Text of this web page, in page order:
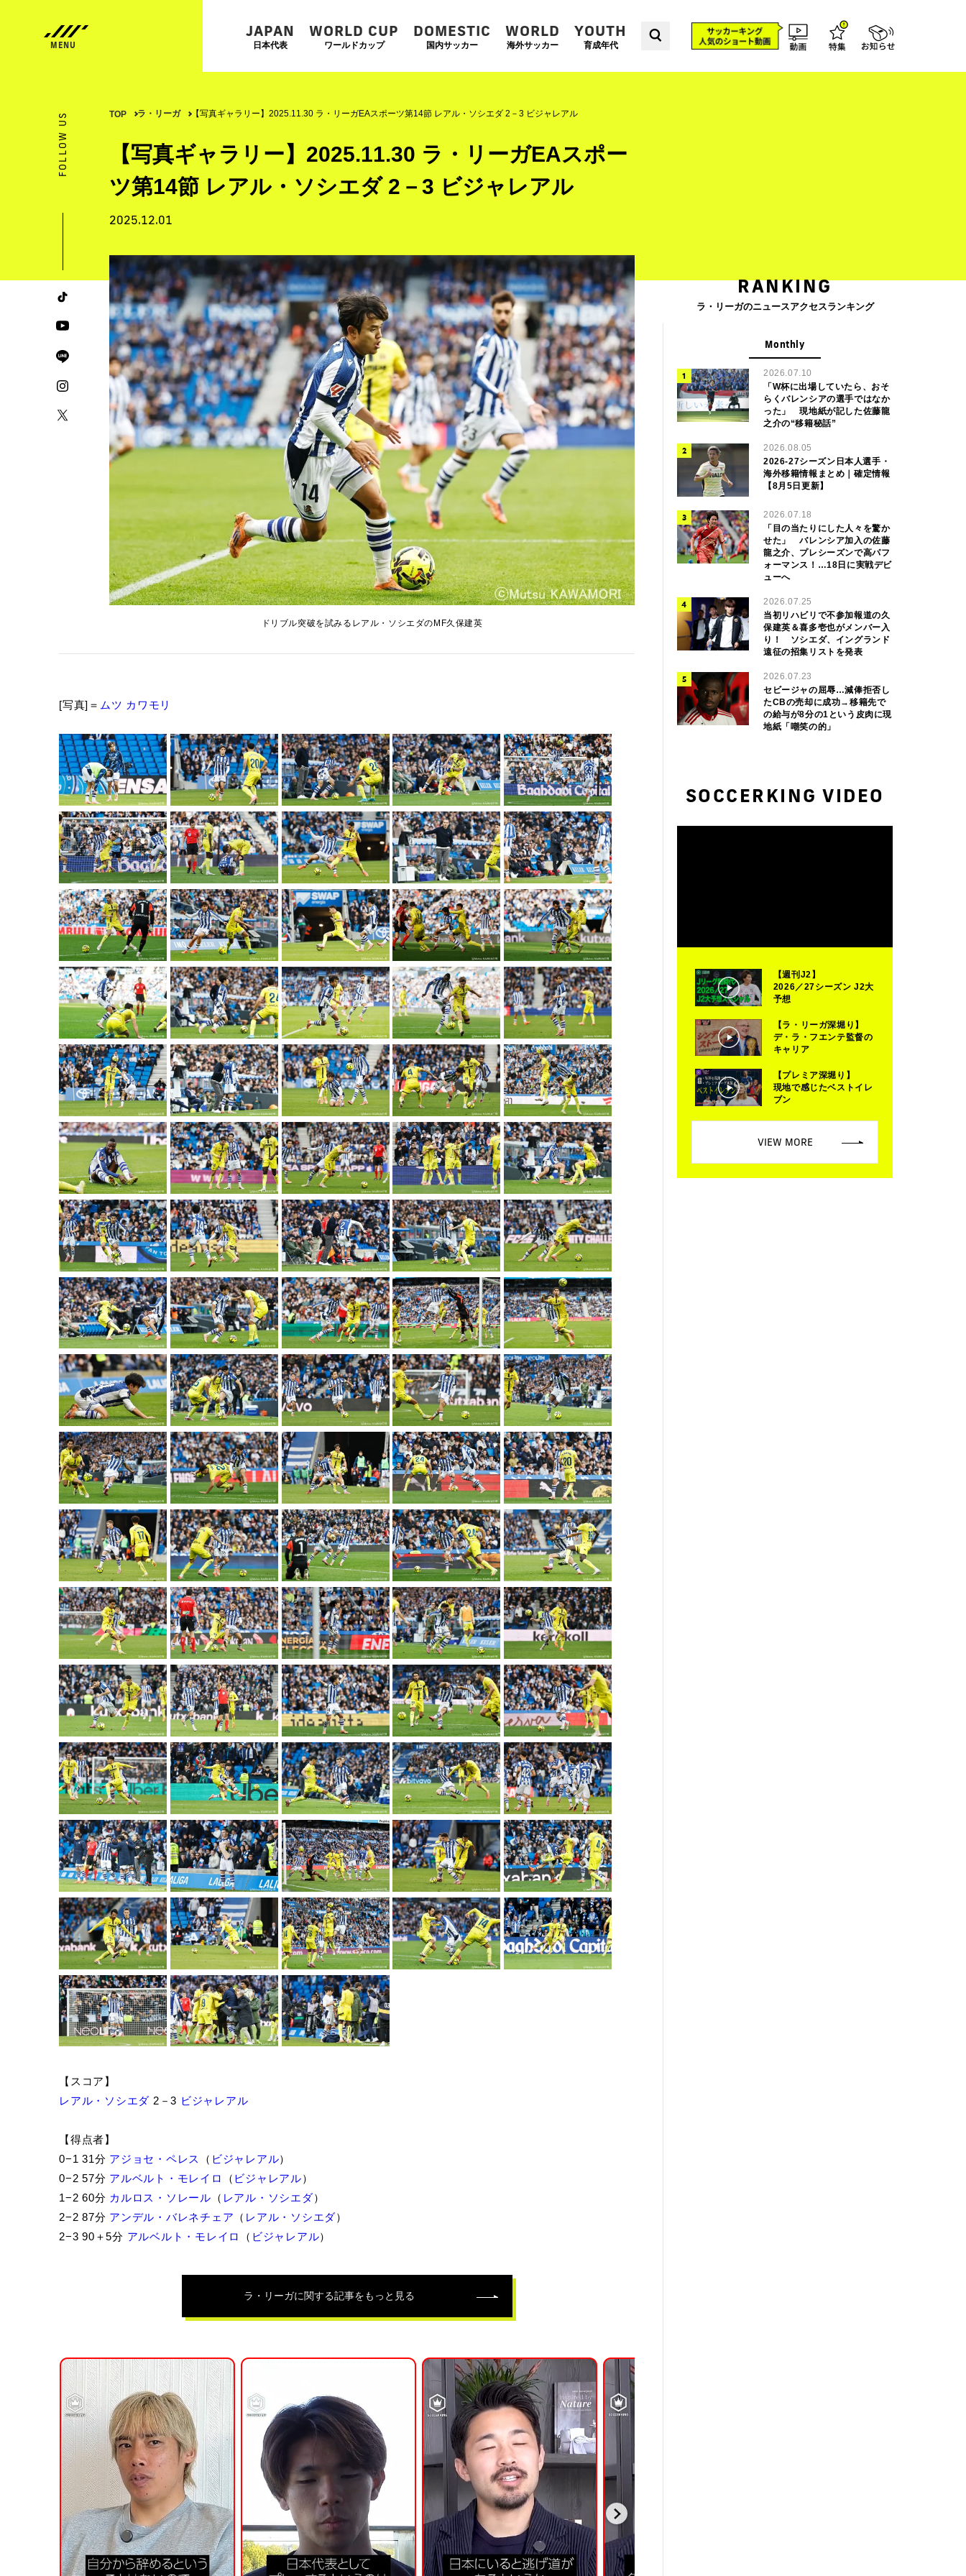
JAPAN
日本代表
WORLD CUP
ワールドカップ
DOMESTIC
国内サッカー
WORLD
海外サッカー
YOUTH
育成年代
FOLLOW US TOP ラ・リーガ 【写真ギャラリー】2025.11.30 ラ・リーガEAスポーツ第14節 レアル・ソシエダ 2－3 ビジャレアル
【写真ギャラリー】2025.11.30 ラ・リーガEAスポー
ツ第14節 レアル・ソシエダ 2－3 ビジャレアル
2025.12.01
ドリブル突破を試みるレアル・ソシエダのMF久保建英
[写真]＝ ムツ カワモリ
【スコア】
レアル・ソシエダ 2－3 ビジャレアル
【得点者】
0−1 31分 アジョセ・ペレス （ ビジャレアル）
0−2 57分 アルベルト・モレイロ （ ビジャレアル）
1−2 60分 カルロス・ソレール （ レアル・ソシエダ）
2−2 87分 アンデル・バレネチェア （ レアル・ソシエダ）
2−3 90＋5分 アルベルト・モレイロ （ ビジャレアル）
ラ・リーガに関する記事をもっと見る
RANKING
ラ・リーガのニュースアクセスランキング
Monthly
2026.07.10
「W杯に出場していたら、おそ
らくバレンシアの選手ではなか
った」 現地紙が記した佐藤龍
之介の“移籍秘話”
2026.08.05
2026-27シーズン日本人選手・
海外移籍情報まとめ｜確定情報
【8月5日更新】
2026.07.18
「目の当たりにした人々を驚か
せた」 バレンシア加入の佐藤
龍之介、プレシーズンで高パフ
ォーマンス！…18日に実戦デビ
ューへ
2026.07.25
当初リハビリで不参加報道の久
保建英＆喜多壱也がメンバー入
り！ ソシエダ、イングランド
遠征の招集リストを発表
2026.07.23
セビージャの屈辱…減俸拒否し
たCBの売却に成功→移籍先で
の給与が8分の1という皮肉に現
地紙「嘲笑の的」
SOCCERKING VIDEO
【週刊J2】
2026／27シーズン J2大
予想
【ラ・リーガ深堀り】
デ・ラ・フエンテ監督の
キャリア
【プレミア深堀り】
現地で感じたベストイレ
ブン
VIEW MORE